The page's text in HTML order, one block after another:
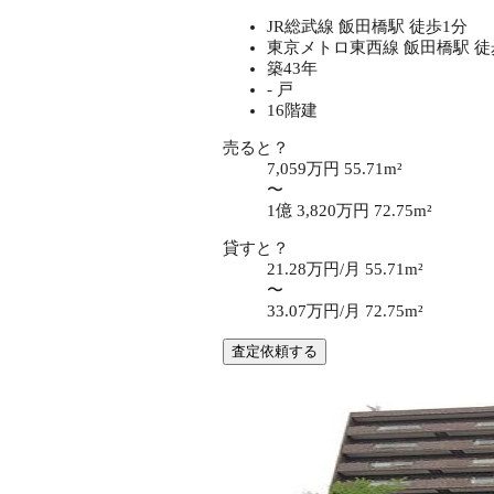
JR総武線 飯田橋駅 徒歩1分
東京メトロ東西線 飯田橋駅 徒
築43年
- 戸
16階建
売ると？
7,059万円 55.71m²
〜
1億 3,820万円 72.75m²
貸すと？
21.28万円/月 55.71m²
〜
33.07万円/月 72.75m²
査定依頼する